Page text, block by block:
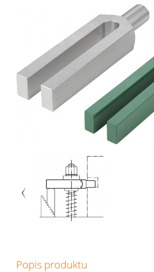
Popis produktu